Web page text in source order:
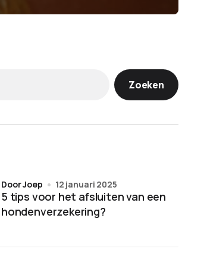
Zoeken
5 tips voor het afsluiten van een
hondenverzekering?
door Joep 12 januari 2025